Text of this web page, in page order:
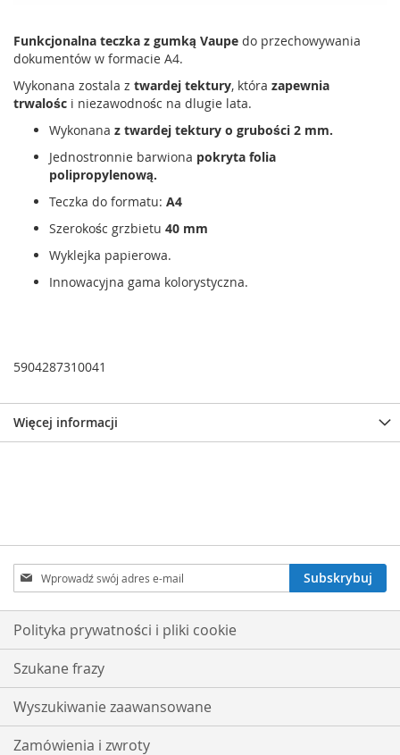
Funkcjonalna teczka z gumką Vaupe do przechowywania
dokumentów w formacie A4.
Wykonana zostala z twardej tektury, która zapewnia
trwalośc i niezawodnośc na dlugie lata.
Wykonana z twardej tektury o grubości 2 mm.
Jednostronnie barwiona pokryta folia
polipropylenową.
Teczka do formatu: A4
Szerokośc grzbietu 40 mm
Wyklejka papierowa.
Innowacyjna gama kolorystyczna.
5904287310041
Więcej informacji
Subskrybuj
nasz
newsletter:
Subskrybuj
Polityka prywatności i pliki cookie
Szukane frazy
Wyszukiwanie zaawansowane
Zamówienia i zwroty